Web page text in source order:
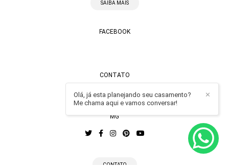
SAIBA MAIS
FACEBOOK
CONTATO
Enviar mensagem
contato@alexandrecasttro.com.br
MG
CONTATO
✕
Olá, já esta planejando seu casamento?
Me chama aqui e vamos conversar!